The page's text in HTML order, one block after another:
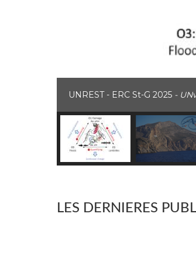
UNREST - ERC St-G 2025 -
LES DERNIERES